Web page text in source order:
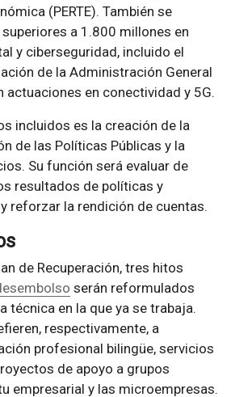
(PERTE). También se
a 1.800 millones en
y ciberseguridad, incluido el
de la Administración General
actuaciones en conectividad y 5G.
incluidos es la creación de la
de las Políticas Públicas y la
Su función será evaluar de
resultados de políticas y
reforzar la rendición de cuentas.
de Recuperación, tres hitos
serán reformulados
técnica en la que ya se trabaja.
respectivamente, a
profesional bilingüe, servicios
de apoyo a grupos
empresarial y las microempresas.